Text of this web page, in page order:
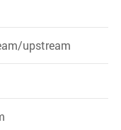
upstream